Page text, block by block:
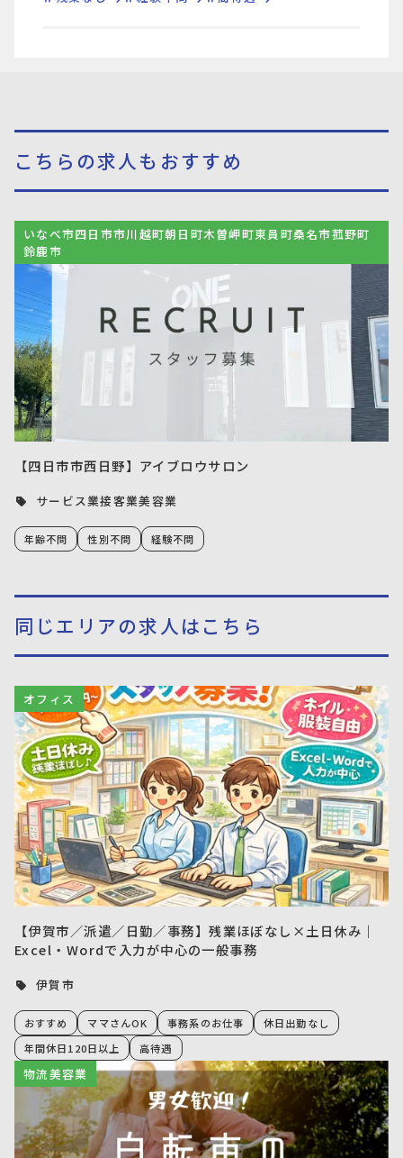
こちらの求人もおすすめ
いなべ市四日市市川越町朝日町木曽岬町東員町桑名市菰野町
鈴鹿市
【四日市市西日野】アイブロウサロン
サービス業接客業美容業
年齢不問 性別不問 経験不問
同じエリアの求人はこちら
オフィス
【伊賀市／派遣／日勤／事務】残業ほぼなし×土日休み｜
Excel・Wordで入力が中心の一般事務
伊賀市
おすすめ ママさんOK 事務系のお仕事
休日出勤なし
年間休日120日以上
高待遇
物流美容業